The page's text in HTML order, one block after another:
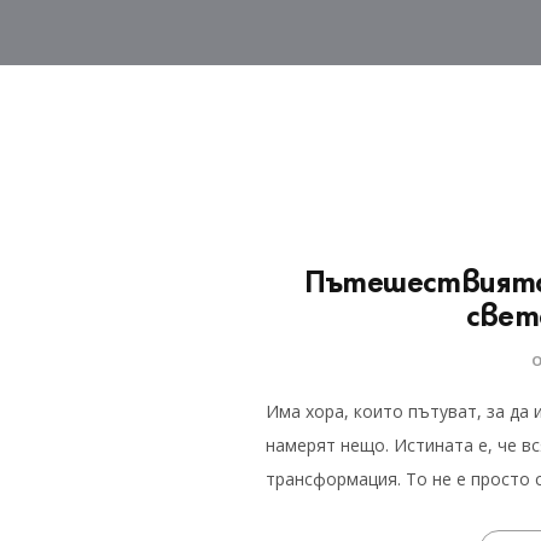
Има хора, които пътуват, за да
намерят нещо. Истината е, че
трансформация. То не е просто